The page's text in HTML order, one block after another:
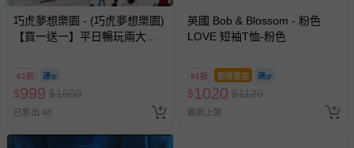
巧虎夢想樂園 - (巧虎夢想樂園)
【買一送一】平日暢玩兩大一
2026/10/16 正券逾期視同現金
券使用
62折
$999 $1600
已售出 48
英國 Bob & Blossom - 粉色
LOVE 短袖T恤-粉色
91折 即將售完
$1020 $1120
最新上架